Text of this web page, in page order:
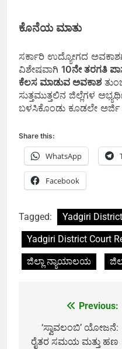
ಕೊನೆಯ ಮಾತು
ಸರ್ಕಾರಿ ಉದ್ಯೋಗದ
ವಿಶೇಷವಾಗಿ 10ನೇ ತರಗತಿ
ಕೆಲಸ ಮಾಡುವ ಅವಕಾಶ
ಸುತ್ತಮುತ್ತಲಿನ ಜಿಲ್ಲೆಗಳ
ಬಳಸಿಕೊಂಡು ಕೂಡಲೇ ಅರ್ಜಿ
Share this:
WhatsApp
Facebook
Tagged:
Yadgiri
Yadgiri District Court
ಜಿಲ್ಲಾ ನ್ಯಾಯಾಲಯ
navigation
Previous:
‘ಸ್ವಾವಲಂಬಿ’ ಯೋಜನೆ:
ರೈತರ ಸಮಯ ಮತ್ತು ಹಣ